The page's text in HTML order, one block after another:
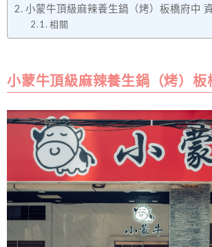
小蒙牛頂級麻辣養生鍋（烤）板橋府中
相關
小蒙牛頂級麻辣養生鍋（烤）板